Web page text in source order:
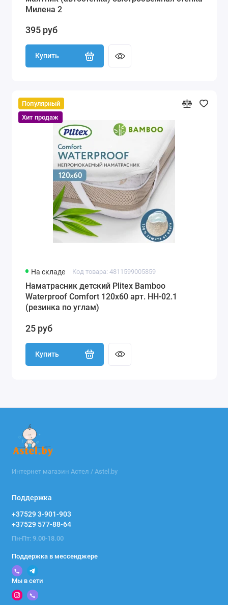
Милена 2
395 руб
Купить
Популярный
Хит продаж
На складе Код товара: 4811599005859
Наматрасник детский Plitex Bamboo
Waterproof Comfort 120х60 арт. НН-02.1
(резинка по углам)
25 руб
Купить
Интернет магазин Астел / Astel.by
Поддержка
+37529 3-901-903
+37529 577-88-64
Пн-Пт: 9.00-18.00
Поддержка в мессенджере
Мы в сети